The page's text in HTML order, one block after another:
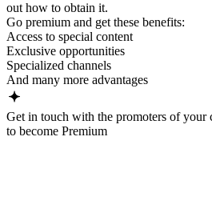
out how to obtain it.
Go premium and get these benefits:
Access to special content
Exclusive opportunities
Specialized channels
And many more advantages
Get in touch with the promoters of
to become Premium